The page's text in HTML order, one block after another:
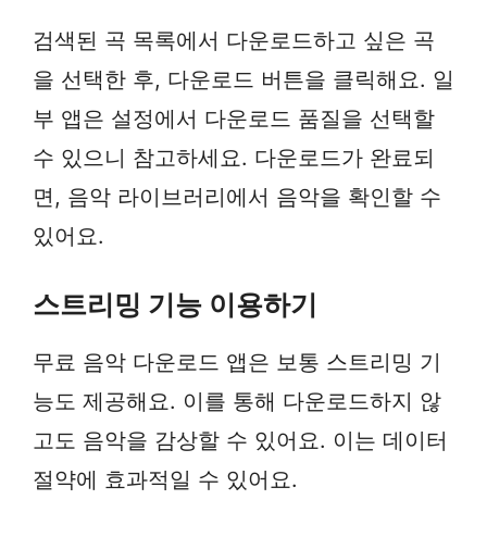
검색된 곡 목록에서 다운로드하고 싶은 곡
을 선택한 후, 다운로드 버튼을 클릭해요. 일
부 앱은 설정에서 다운로드 품질을 선택할
수 있으니 참고하세요. 다운로드가 완료되
면, 음악 라이브러리에서 음악을 확인할 수
있어요.
스트리밍 기능 이용하기
무료 음악 다운로드 앱은 보통 스트리밍 기
능도 제공해요. 이를 통해 다운로드하지 않
고도 음악을 감상할 수 있어요. 이는 데이터
절약에 효과적일 수 있어요.